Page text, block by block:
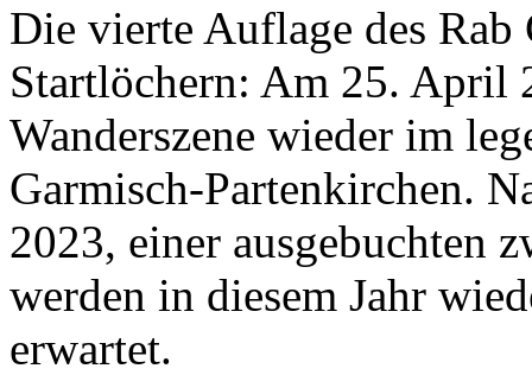
Die vierte Auflage des Rab
Startlöchern: Am 25.
Wanderszene wieder im
Garmisch-Partenkirchen.
2023, einer ausgebuchten
werden in diesem Jahr
erwartet.